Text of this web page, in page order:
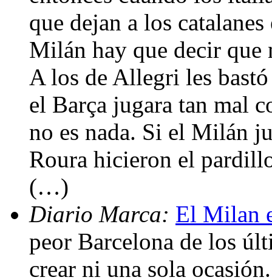
que dejan a los
Milán hay que decir que
A los de Allegri les
el Barça jugara tan mal
no es nada. Si el Milán
Roura hicieron el
(…)
Diario Marca: El Milan
peor Barcelona de los
crear ni una sola